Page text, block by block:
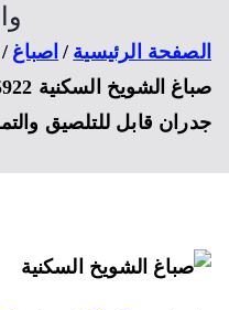
الرئيسية
اصباغ
قابل للتلصيق والتمدد